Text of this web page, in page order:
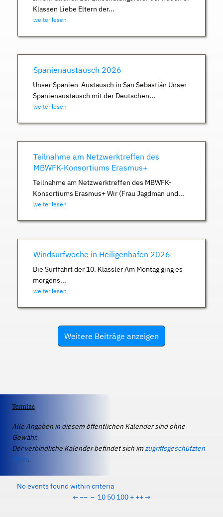
Klassen Liebe Eltern der...
weiter lesen
Spanienaustausch 2026
Unser Spanien-Austausch in San Sebastián Unser
Spanienaustausch mit der Deutschen...
weiter lesen
Teilnahme am Netzwerktreffen des
MBWFK-Konsortiums Erasmus+
Teilnahme am Netzwerktreffen des MBWFK-
Konsortiums Erasmus+ Wir (Frau Jagdman und...
weiter lesen
Windsurfwoche in Heiligenhafen 2026
Die Surffahrt der 10. Klässler Am Montag ging es
morgens...
weiter lesen
Weitere Beiträge anzeigen
Termine
Alle Angaben in diesem öffentlichen Kalender sind ohne
Gewähr.
Der verbindliche Kalender befindet sich imzugriffsgeschützten
IServ.
No events found within criteria
← −− − 10 50 100 + ++→